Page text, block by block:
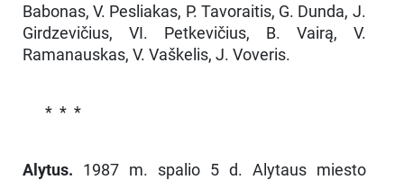
Babonas, V. Pesliakas, P. Tavoraitis, G. Dunda, J.
Girdzevičius, VI. Petkevičius, B. Vairą, V.
Ramanauskas, V. Vaškelis, J. Voveris.
* * *
Alytus. 1987 m. spalio 5 d. Alytaus miesto